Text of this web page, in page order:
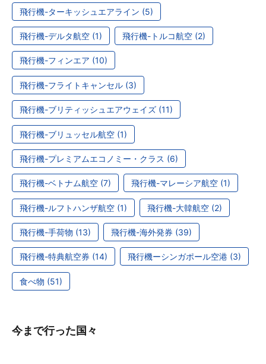
飛行機-ターキッシュエアライン (5)
飛行機-デルタ航空 (1) 飛行機-トルコ航空 (2)
飛行機-フィンエア (10)
飛行機-フライトキャンセル (3)
飛行機-ブリティッシュエアウェイズ (11)
飛行機-ブリュッセル航空 (1)
飛行機-プレミアムエコノミー・クラス (6)
飛行機-ベトナム航空 (7) 飛行機-マレーシア航空 (1)
飛行機-ルフトハンザ航空 (1) 飛行機-大韓航空 (2)
飛行機-手荷物 (13) 飛行機-海外発券 (39)
飛行機-特典航空券 (14) 飛行機ーシンガポール空港 (3)
食べ物 (51)
今まで行った国々